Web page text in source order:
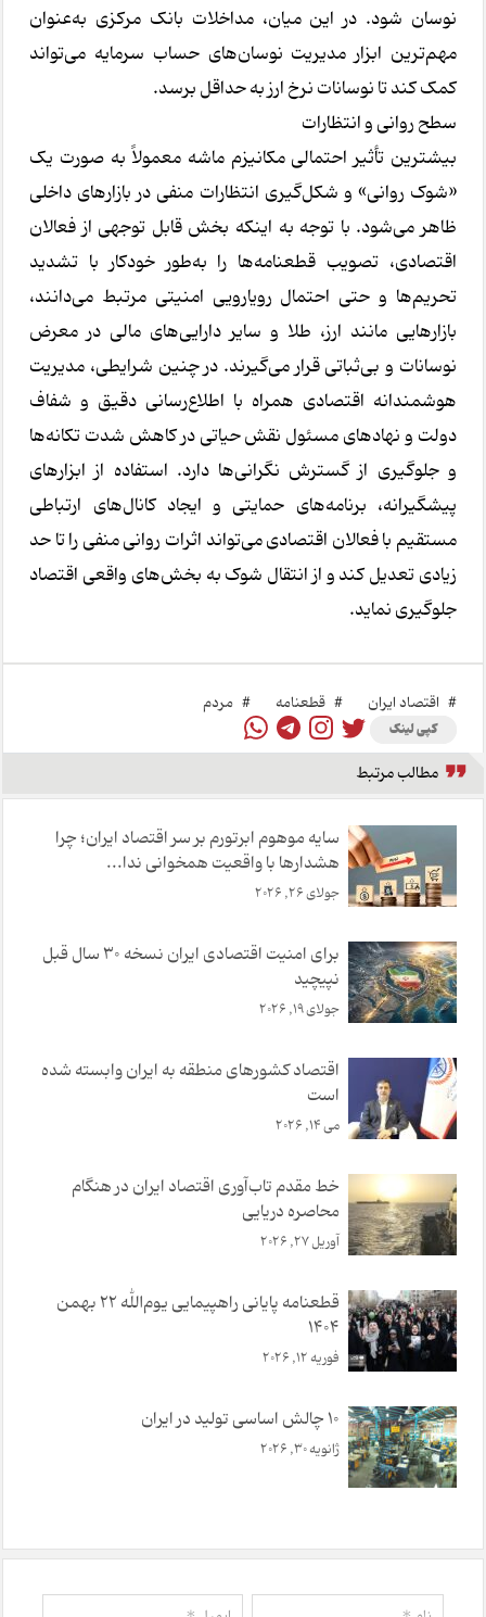
نوسان شود. در این میان، مداخلات بانک مرکزی به‌عنوان
مهم‌ترین ابزار مدیریت نوسان‌های حساب سرمایه می‌تواند
کمک کند تا نوسانات نرخ ارز به حداقل برسد.
سطح روانی و انتظارات
بیشترین تأثیر احتمالی مکانیزم ماشه معمولاً به صورت یک
«شوک روانی» و شکل‌گیری انتظارات منفی در بازارهای داخلی
ظاهر می‌شود. با توجه به اینکه بخش قابل توجهی از فعالان
اقتصادی، تصویب قطعنامه‌ها را به‌طور خودکار با تشدید
تحریم‌ها و حتی احتمال رویارویی امنیتی مرتبط می‌دانند،
بازارهایی مانند ارز، طلا و سایر دارایی‌های مالی در معرض
نوسانات و بی‌ثباتی قرار می‌گیرند. در چنین شرایطی، مدیریت
هوشمندانه اقتصادی همراه با اطلاع‌رسانی دقیق و شفاف
دولت و نهادهای مسئول نقش حیاتی در کاهش شدت تکانه‌ها
و جلوگیری از گسترش نگرانی‌ها دارد. استفاده از ابزارهای
پیشگیرانه، برنامه‌های حمایتی و ایجاد کانال‌های ارتباطی
مستقیم با فعالان اقتصادی می‌تواند اثرات روانی منفی را تا حد
زیادی تعدیل کند و از انتقال شوک به بخش‌های واقعی اقتصاد
جلوگیری نماید.
# اقتصاد ایران # قطعنامه‌ # مردم
کپی لینک
مطالب مرتبط
سایه موهوم ابرتورم بر سر اقتصاد ایران؛ چرا
هشدارها با واقعیت همخوانی ندا...
جولای 26, 2026
برای امنیت اقتصادی ایران نسخه ۳۰ سال قبل
نپیچید
جولای 19, 2026
اقتصاد کشورهای منطقه به ایران وابسته شده
است
می 14, 2026
خط مقدم تاب‌آوری اقتصاد ایران در هنگام
محاصره دریایی
آوریل 27, 2026
قطعنامه پایانی راهپیمایی یوم‌الله ۲۲ بهمن
۱۴۰۴
فوریه 12, 2026
10 چالش اساسی تولید در ایران
ژانویه 30, 2026